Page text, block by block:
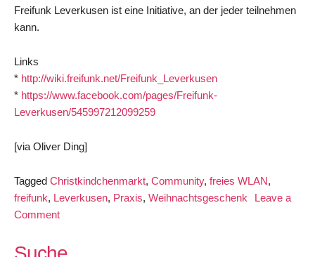
Freifunk Leverkusen ist eine Initiative, an der jeder teilnehmen
kann.
Links
* http://wiki.freifunk.net/Freifunk_Leverkusen
* https://www.facebook.com/pages/Freifunk-
Leverkusen/545997212099259
[via Oliver Ding]
Tagged Christkindchenmarkt, Community, freies WLAN,
freifunk, Leverkusen, Praxis, Weihnachtsgeschenk
Leave a
Commenton
als